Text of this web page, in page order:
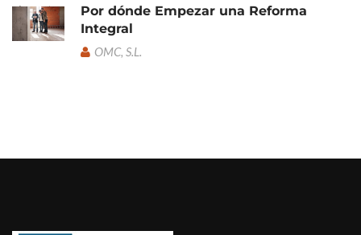
Por dónde Empezar una Reforma
Integral
OMC, S.L.